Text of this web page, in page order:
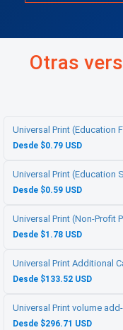
Otras
Universal Print (Education
Desde $0.79 USD
Universal Print (Education
Desde $0.59 USD
Universal Print (Non-Profit
Desde $1.78 USD
Universal Print Additional
Desde $133.52 USD
Universal Print volume
Desde $296.71 USD